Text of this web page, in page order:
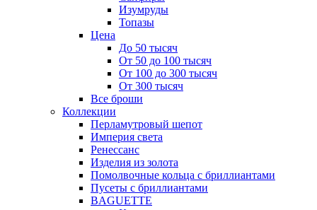
Изумруды
Топазы
Цена
До 50 тысяч
От 50 до 100 тысяч
От 100 до 300 тысяч
От 300 тысяч
Все броши
Коллекции
Перламутровый шепот
Империя света
Ренессанс
Изделия из золота
Помолвочные кольца с бриллиантами
Пусеты с бриллиантами
BAGUETTE